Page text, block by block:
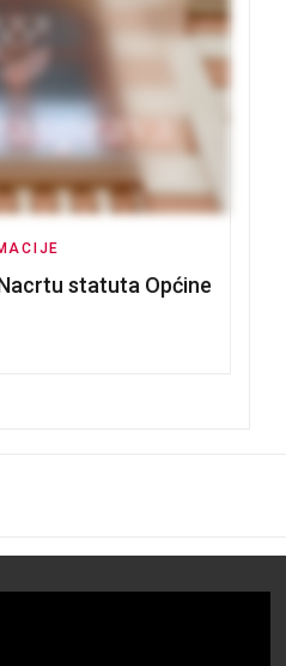
statuta Općine